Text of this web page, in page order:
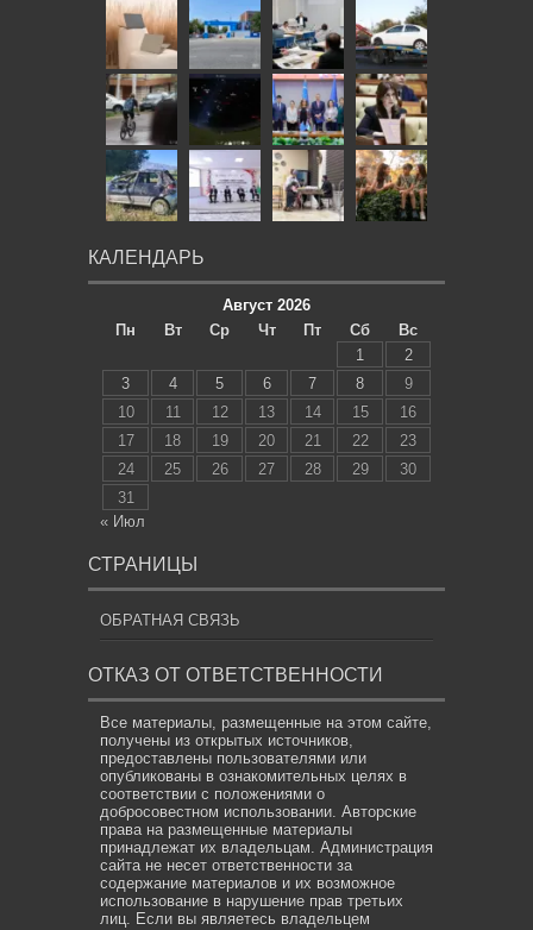
КАЛЕНДАРЬ
Август 2026
Пн
Вт Ср Чт Пт Сб
Вс
1
2
3
4 5 6 7 8
9
10
11 12 13 14 15
16
17
18 19 20 21 22
23
24
25 26 27 28 29
30
31
« Июл
СТРАНИЦЫ
ОБРАТНАЯ СВЯЗЬ
ОТКАЗ ОТ ОТВЕТСТВЕННОСТИ
Все материалы, размещенные на этом сайте,
получены из открытых источников,
предоставлены пользователями или
опубликованы в ознакомительных целях в
соответствии с положениями о
добросовестном использовании. Авторские
права на размещенные материалы
принадлежат их владельцам. Администрация
сайта не несет ответственности за
содержание материалов и их возможное
использование в нарушение прав третьих
лиц. Если вы являетесь владельцем